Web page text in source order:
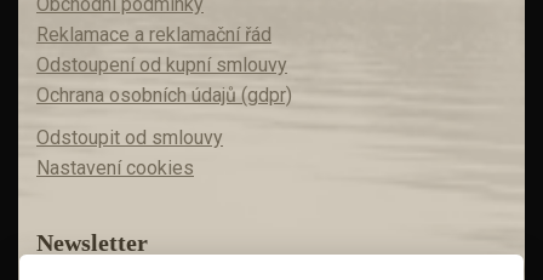
Reklamace a reklamační řád
Odstoupení od kupní smlouvy
Ochrana osobních údajů (gdpr)
Odstoupit od smlouvy
Nastavení cookies
Newsletter